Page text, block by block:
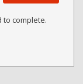
to complete.